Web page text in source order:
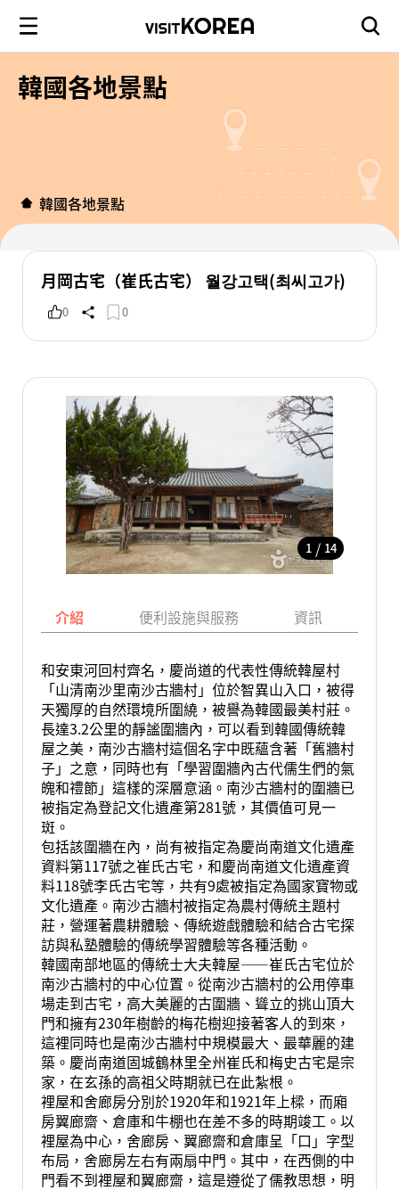
韓國各地景點
韓國各地景點
月岡古宅（崔氏古宅） 월강고택(최씨고가)
0 0
1 / 14
介紹 便利設施與服務 資訊
和安東河回村齊名，慶尚道的代表性傳統韓屋村
「山清南沙里南沙古牆村」位於智異山入口，被得
天獨厚的自然環境所圍繞，被譽為韓國最美村莊。
長達3.2公里的靜謐圍牆內，可以看到韓國傳統韓
屋之美，南沙古牆村這個名字中既蘊含著「舊牆村
子」之意，同時也有「學習圍牆內古代儒生們的氣
魄和禮節」這樣的深層意涵。南沙古牆村的圍牆已
被指定為登記文化遺產第281號，其價值可見一
斑。
包括該圍牆在內，尚有被指定為慶尚南道文化遺產
資料第117號之崔氏古宅，和慶尚南道文化遺產資
料118號李氏古宅等，共有9處被指定為國家寶物或
文化遺產。南沙古牆村被指定為農村傳統主題村
莊，營運著農耕體驗、傳統遊戲體驗和結合古宅探
訪與私塾體驗的傳統學習體驗等各種活動。
韓國南部地區的傳統士大夫韓屋——崔氏古宅位於
南沙古牆村的中心位置。從南沙古牆村的公用停車
場走到古宅，高大美麗的古圍牆、聳立的挑山頂大
門和擁有230年樹齡的梅花樹迎接著客人的到來，
這裡同時也是南沙古牆村中規模最大、最華麗的建
築。慶尚南道固城鶴林里全州崔氏和梅史古宅是宗
家，在玄孫的高祖父時期就已在此紮根。
裡屋和舍廊房分別於1920年和1921年上樑，而廂
房翼廊齋、倉庫和牛棚也在差不多的時期竣工。以
裡屋為中心，舍廊房、翼廊齋和倉庫呈「口」字型
布局，舍廊房左右有兩扇中門。其中，在西側的中
門看不到裡屋和翼廊齋，這是遵從了儒教思想，明